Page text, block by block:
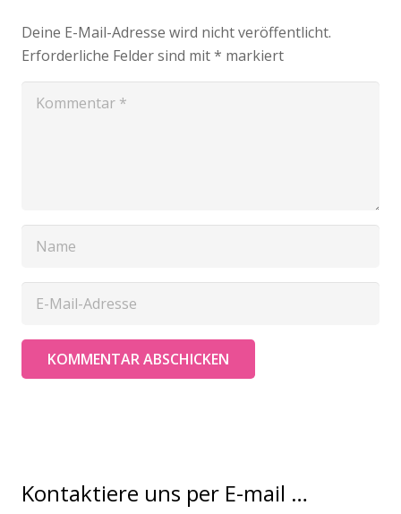
Deine E-Mail-Adresse wird nicht veröffentlicht.
Erforderliche Felder sind mit* markiert
KOMMENTAR ABSCHICKEN
Kontaktiere uns per E-mail …